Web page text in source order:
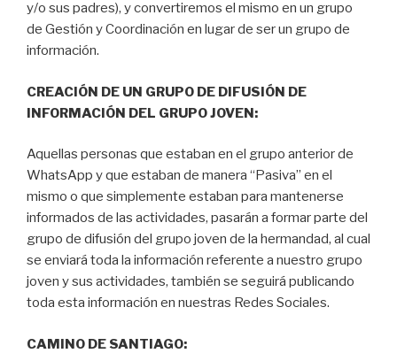
y/o sus padres), y convertiremos el mismo en un grupo
de Gestión y Coordinación en lugar de ser un grupo de
información.
CREACIÓN DE UN GRUPO DE DIFUSIÓN DE
INFORMACIÓN DEL GRUPO JOVEN:
Aquellas personas que estaban en el grupo anterior de
WhatsApp y que estaban de manera “Pasiva” en el
mismo o que simplemente estaban para mantenerse
informados de las actividades, pasarán a formar parte del
grupo de difusión del grupo joven de la hermandad, al cual
se enviará toda la información referente a nuestro grupo
joven y sus actividades, también se seguirá publicando
toda esta información en nuestras Redes Sociales.
CAMINO DE SANTIAGO: